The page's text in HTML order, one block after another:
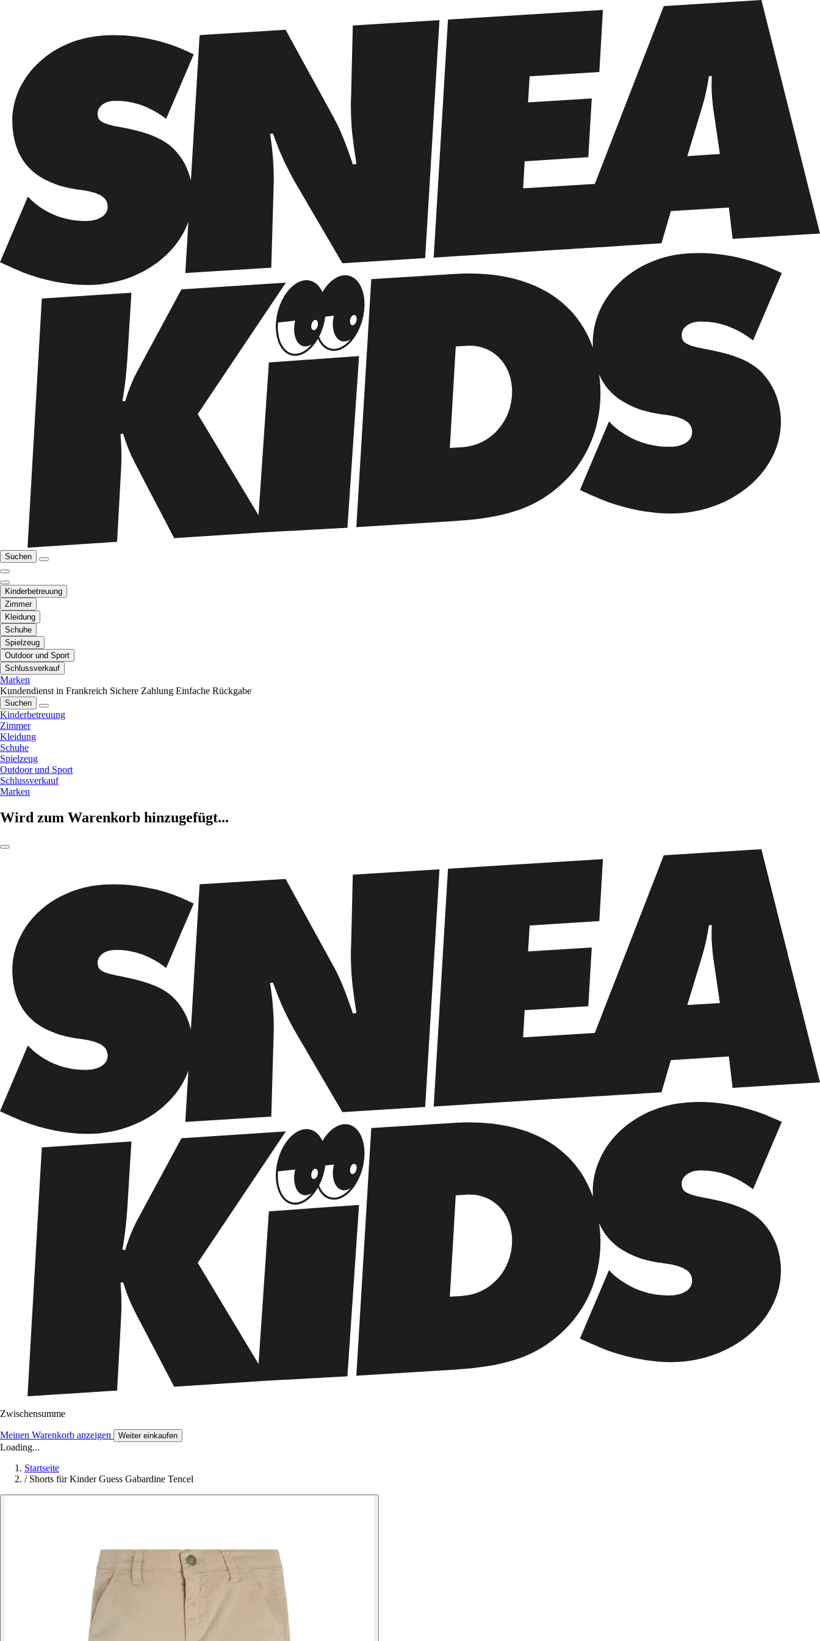
Suchen
Kinderbetreuung
Zimmer
Kleidung
Schuhe
Spielzeug
Outdoor und Sport
Schlussverkauf
Marken
Kundendienst in Frankreich Sichere Zahlung Einfache Rückgabe
Suchen
Kinderbetreuung
Zimmer
Kleidung
Schuhe
Spielzeug
Outdoor und Sport
Schlussverkauf
Marken
Wird zum Warenkorb hinzugefügt...
Zwischensumme
Meinen Warenkorb anzeigen Weiter einkaufen
Loading...
Startseite
/ Shorts für Kinder Guess Gabardine Tencel